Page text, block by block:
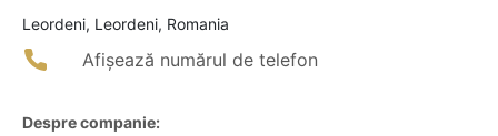
Leordeni, Leordeni, Romania
Afișează numărul de telefon
Despre companie: